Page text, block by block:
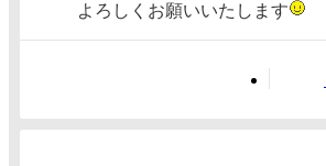
よろしくお願いいたします